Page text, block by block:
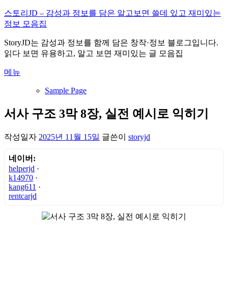
내
용
로
바
가
스토리JD – 감성과 정보를 담은 알고보면 쓸데 있고 재미있는
정보 모음집
StoryJD는 감성과 정보를 함께 담은 창작·정보 블로그입니다.
읽다 보면 유용하고, 알고 보면 재미있는 글 모음집
메뉴
Sample Page
서사 구조 3막 8장, 실전 예시로 익히기
작성일자 2025년 11월 15일 글쓴이 storyjd
네이버:
helperjd ·
k14970 ·
kang611 ·
rentcarjd